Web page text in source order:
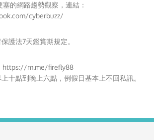
塞的網路趨勢觀察 ，連結：
cyberbuzz/
護法7天鑑賞期規定。
https://m.me/firefly88
十點到晚上六點，例假日基本上不回私訊。